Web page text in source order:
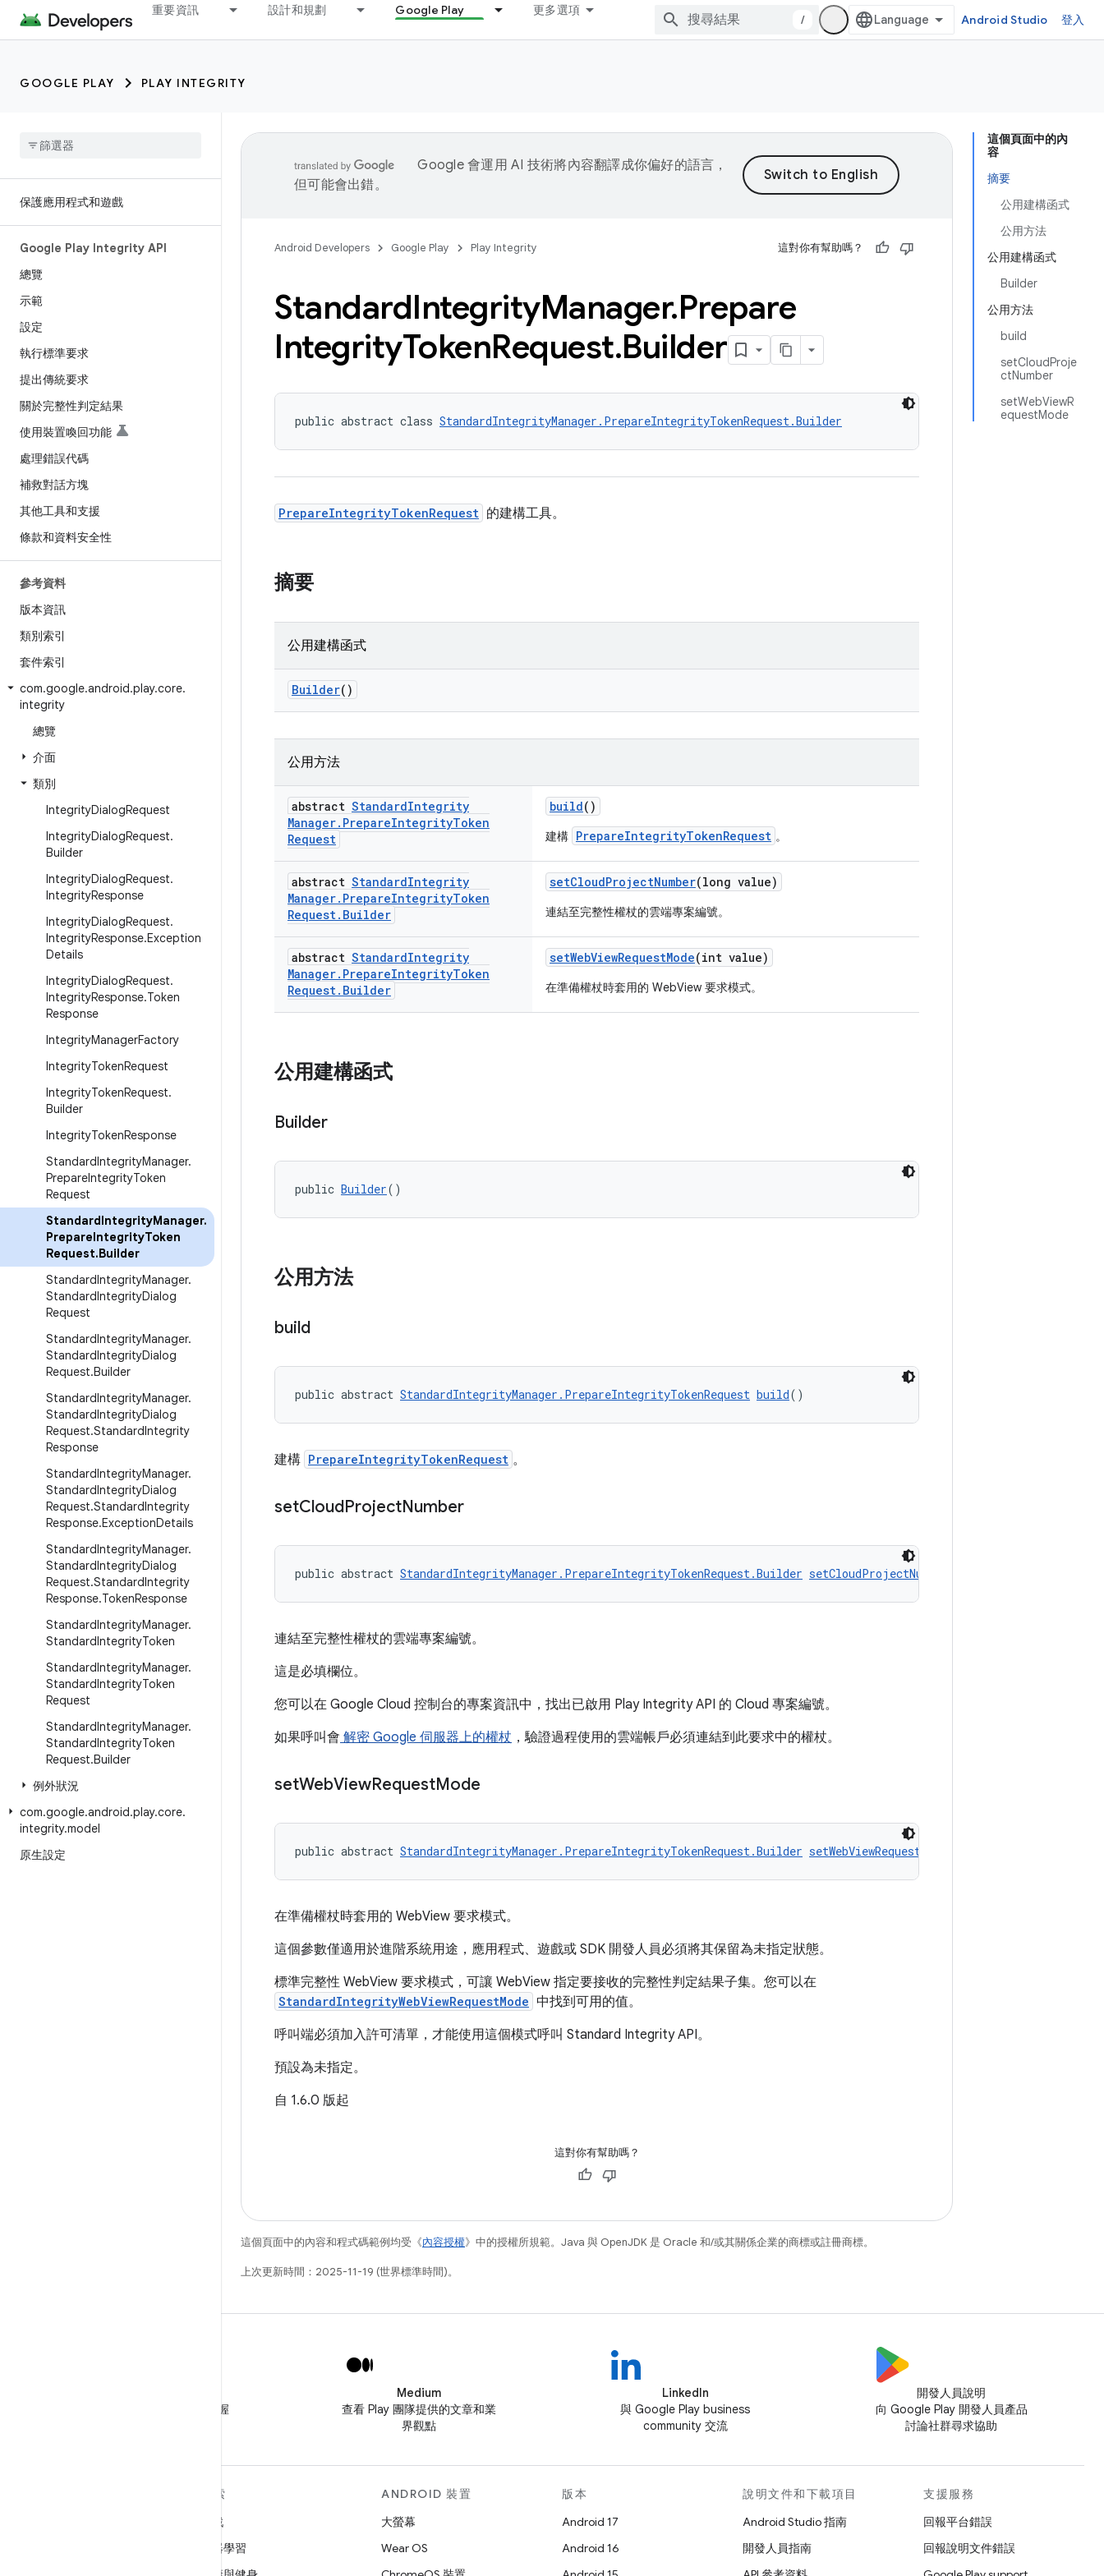
重要資訊 設計和規劃 Google Play 更多選項
/ Android Studio 登入
GOOGLE PLAY PLAY INTEGRITY
保護應用程式和遊戲
Google Play Integrity API
總覽
示範
設定
執行標準要求
提出傳統要求
關於完整性判定結果
使用裝置喚回功能
處理錯誤代碼
補救對話方塊
其他工具和支援
條款和資料安全性
參考資料
版本資訊
類別索引
套件索引
com.google.android.play.core.
integrity
總覽
介面
類別
IntegrityDialogRequest
IntegrityDialogRequest.
Builder
IntegrityDialogRequest.
IntegrityResponse
IntegrityDialogRequest.
IntegrityResponse.Exception
Details
IntegrityDialogRequest.
IntegrityResponse.Token
Response
IntegrityManagerFactory
IntegrityTokenRequest
IntegrityTokenRequest.
Builder
IntegrityTokenResponse
StandardIntegrityManager.
PrepareIntegrityToken
Request
StandardIntegrityManager.
PrepareIntegrityToken
Request.Builder
StandardIntegrityManager.
StandardIntegrityDialog
Request
StandardIntegrityManager.
StandardIntegrityDialog
Request.Builder
StandardIntegrityManager.
StandardIntegrityDialog
Request.StandardIntegrity
Response
StandardIntegrityManager.
StandardIntegrityDialog
Request.StandardIntegrity
Response.ExceptionDetails
StandardIntegrityManager.
StandardIntegrityDialog
Request.StandardIntegrity
Response.TokenResponse
StandardIntegrityManager.
StandardIntegrityToken
StandardIntegrityManager.
StandardIntegrityToken
Request
StandardIntegrityManager.
StandardIntegrityToken
Request.Builder
例外狀況
com.google.android.play.core.
integrity.model
原生設定
這個頁面中的內
容
摘要
公用建構函式
公用方法
公用建構函式
Builder
公用方法
build
setCloudProje
ctNumber
setWebViewR
equestMode
Google 會運用 AI 技術將內容翻譯成你偏好的語言，
但可能會出錯。
Android Developers Google Play Play Integrity 這對你有幫助嗎？
StandardIntegrityManager.Prepare
IntegrityTokenRequest.Builder
public abstract class StandardIntegrityManager.PrepareIntegrityTokenRequest.Builder
PrepareIntegrityTokenRequest 的建構工具。
摘要
公用建構函式
Builder()
公用方法
abstract StandardIntegrity
Manager. PrepareIntegrityToken
Request
build()
建構 PrepareIntegrityTokenRequest 。
abstract StandardIntegrity
Manager. PrepareIntegrityToken
Request. Builder
setCloudProjectNumber(long value)
連結至完整性權杖的雲端專案編號。
abstract StandardIntegrity
Manager. PrepareIntegrityToken
Request. Builder
setWebViewRequestMode(int value)
在準備權杖時套用的 WebView 要求模式。
公用建構函式
Builder
public Builder()
公用方法
build
public abstract StandardIntegrityManager.PrepareIntegrityTokenRequest build()
建構 PrepareIntegrityTokenRequest 。
setCloudProjectNumber
public abstract StandardIntegrityManager.PrepareIntegrityTokenRequest.Builder setCloudProjectNumber
連結至完整性權杖的雲端專案編號。
這是必填欄位。
您可以在 Google Cloud 控制台的專案資訊中，找出已啟用 Play Integrity API 的 Cloud 專案編號。
如果呼叫會 解密 Google 伺服器上的權杖 ，驗證過程使用的雲端帳戶必須連結到此要求中的權杖。
setWebViewRequestMode
public abstract StandardIntegrityManager.PrepareIntegrityTokenRequest.Builder setWebViewRequestMode
在準備權杖時套用的 WebView 要求模式。
這個參數僅適用於進階系統用途，應用程式、遊戲或 SDK 開發人員必須將其保留為未指定狀態。
標準完整性 WebView 要求模式，可讓 WebView 指定要接收的完整性判定結果子集。您可以在
StandardIntegrityWebViewRequestMode 中找到可用的值。
呼叫端必須加入許可清單，才能使用這個模式呼叫 Standard Integrity API。
預設為未指定。
自 1.6.0 版起
這對你有幫助嗎？
這個頁面中的內容和程式碼範例均受《內容授權》中的授權所規範。Java 與 OpenJDK 是 Oracle 和/或其關係企業的商標或註冊商標。
上次更新時間：2025-11-19 (世界標準時間)。
追蹤 @GooglePlayBiz 以掌握
Medium
查看 Play 團隊提供的文章和業
界觀點
LinkedIn
與 Google Play business
community 交流
開發人員說明
向 Google Play 開發人員產品
討論社群尋求協助
探索
遊戲
機器學習
ANDROID 裝置
大螢幕
Wear OS
版本
Android 17
Android 16
說明文件和下載項目
Android Studio 指南
開發人員指南
支援服務
回報平台錯誤
回報說明文件錯誤